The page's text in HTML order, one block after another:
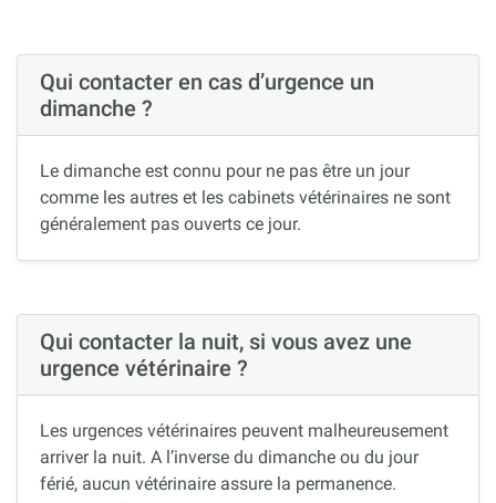
Qui contacter en cas d’urgence un
dimanche ?
Le dimanche est connu pour ne pas être un jour
comme les autres et les cabinets vétérinaires ne sont
généralement pas ouverts ce jour.
Qui contacter la nuit, si vous avez une
urgence vétérinaire ?
Les urgences vétérinaires peuvent malheureusement
arriver la nuit. A l’inverse du dimanche ou du jour
férié, aucun vétérinaire assure la permanence.